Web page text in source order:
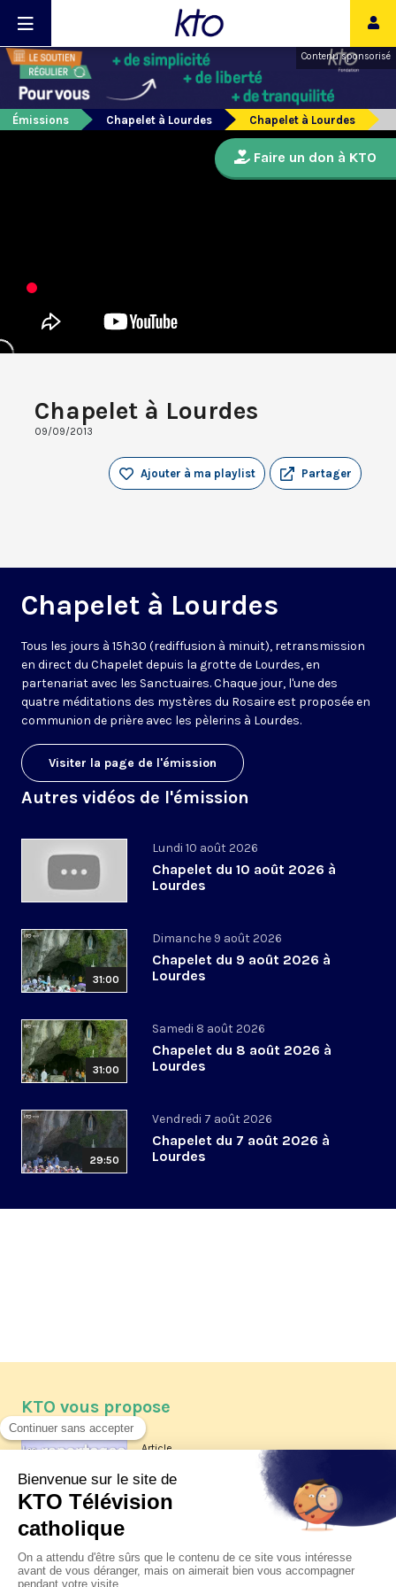
Contenu sponsorisé
Émissions Chapelet à Lourdes Chapelet à Lourdes
Chapelet à Lourdes
09/09/2013
Partager
Ajouter à ma playlist
Chapelet à Lourdes
Tous les jours à 15h30 (rediffusion à minuit), retransmission
en direct du Chapelet depuis la grotte de Lourdes, en
partenariat avec les Sanctuaires. Chaque jour, l'une des
quatre méditations des mystères du Rosaire est proposée en
communion de prière avec les pèlerins à Lourdes.
Visiter la page de l'émission
Autres vidéos de l'émission
Lundi 10 août 2026
Chapelet du 10 août 2026 à
Lourdes
31:00
Dimanche 9 août 2026
Chapelet du 9 août 2026 à
Lourdes
31:00
Samedi 8 août 2026
Chapelet du 8 août 2026 à
Lourdes
29:50
Vendredi 7 août 2026
Chapelet du 7 août 2026 à
Lourdes
Faire un don à KTO
KTO vous propose
Article
Les reportages d'été 2026 de KTO
La visite pastorale du pape Léon
XIV à Assise à suivre sur KTO le
jeudi 6 août